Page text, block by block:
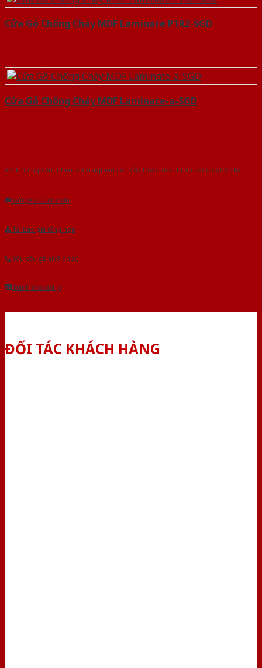
Cửa Gỗ Chống Cháy MDF Laminate P1R2-SGD
Cửa Gỗ Chống Cháy MDF Laminate-a-SGD
Với kinh nghiệm nhiêu năm nghiên cứu cửa theo tiêu chuẩn công nghệ Châu
Gửi yêu cầu tư vấn
Tải báo giá tổng hợp
Yêu cầu gọi lại (3 phút)
Dành cho đại lý
ĐỐI TÁC KHÁCH HÀNG